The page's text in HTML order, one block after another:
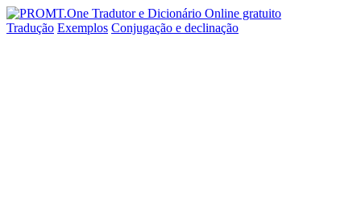
Tradução Exemplos Conjugação e declinação